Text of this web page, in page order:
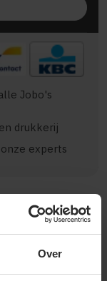
Over
Jobo's
drukkerij
experts